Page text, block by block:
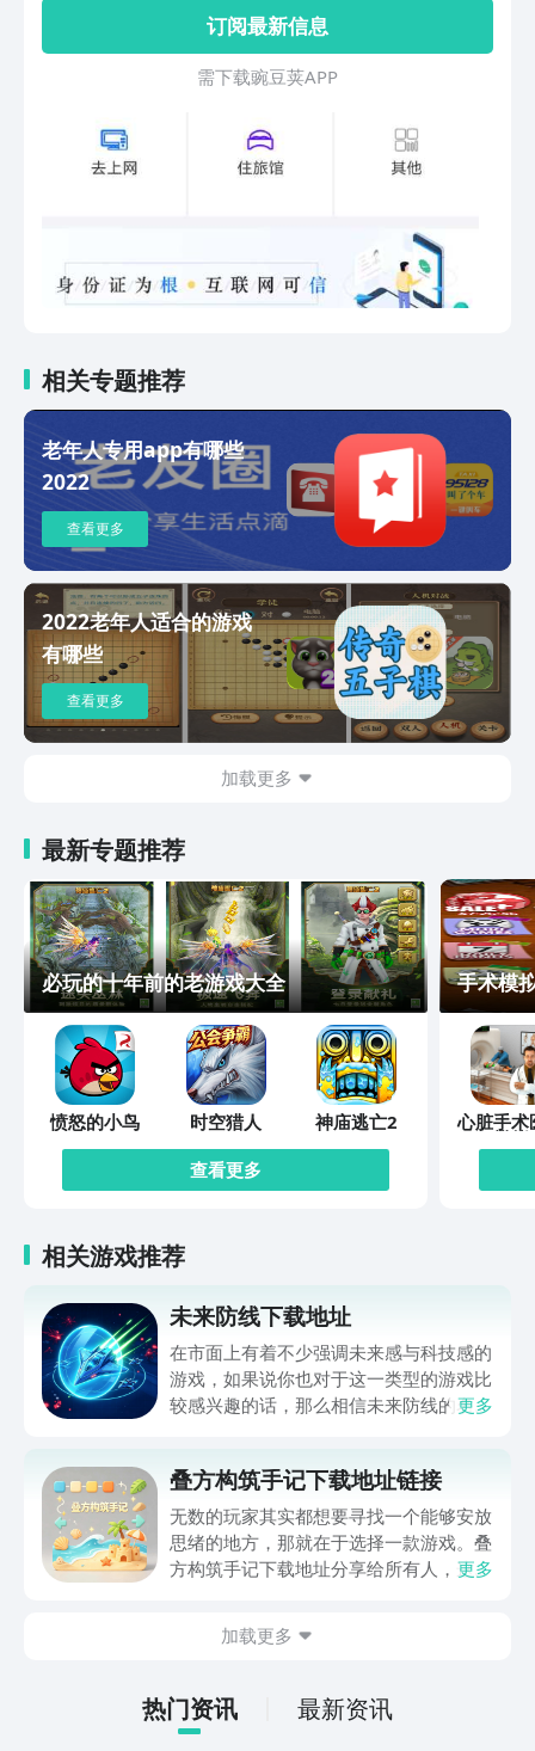
订阅最新信息
需 下 载 豌 豆 荚 A P P
相关专题推荐
老年人专用app有哪些
2022
查看更多
2022老年人适合的游戏
有哪些
查看更多
加载更多
最新专题推荐
必玩的十年前的老游戏大全
愤怒的小鸟 时空猎人
神庙逃亡2
查看更多
手术模
心脏手术
模拟
相关游戏推荐
未来防线下载地址
在市面上有着不少强调未来感与科技感的
游戏，如果说你也对于这一类型的游戏比
较感兴趣的话，那么相信未来防线的名字
关链接，在最近这款游戏的热度非常之
高，无论是先进前卫的背景设定，还是紧
张有趣的战斗玩法，都吸引着不少同学的
关注，你是否也想要提前进行预约，方便
更多
叠方构筑手记下载地址链接
无数的玩家其实都想要寻找一个能够安放
思绪的地方，那就在于选择一款游戏。叠
方构筑手记下载地址分享给所有人，这一
情。如果大家想要下载这款游戏，其实方
下游戏的主要乐趣吧。
更多
加载更多
热门资讯 最新资讯